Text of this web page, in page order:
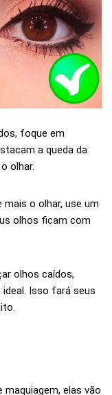
foque em
a queda da
olhar.
mais o olhar, use um
olhos ficam com
olhos caídos,
Isso fará seus
elas vão